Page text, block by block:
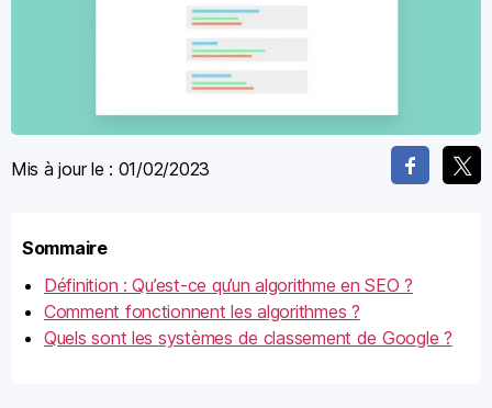
Mis à jour le : 01/02/2023
Sommaire
Définition : Qu’est-ce qu’un algorithme en SEO ?
Comment fonctionnent les algorithmes ?
Quels sont les systèmes de classement de Google ?